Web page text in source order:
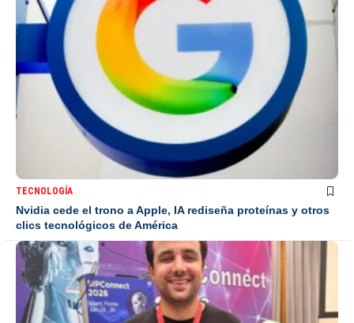
TECNOLOGÍA
Nvidia cede el trono a Apple, IA rediseña proteínas y otros
clics tecnológicos de América